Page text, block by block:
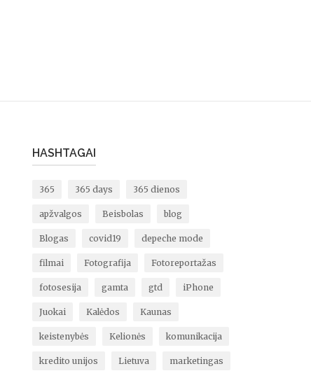
HASHTAGAI
365 365 days 365 dienos
apžvalgos Beisbolas blog
Blogas covid19 depeche mode
filmai Fotografija Fotoreportažas
fotosesija gamta gtd iPhone
Juokai Kalėdos Kaunas
keistenybės Kelionės komunikacija
kredito unijos Lietuva marketingas